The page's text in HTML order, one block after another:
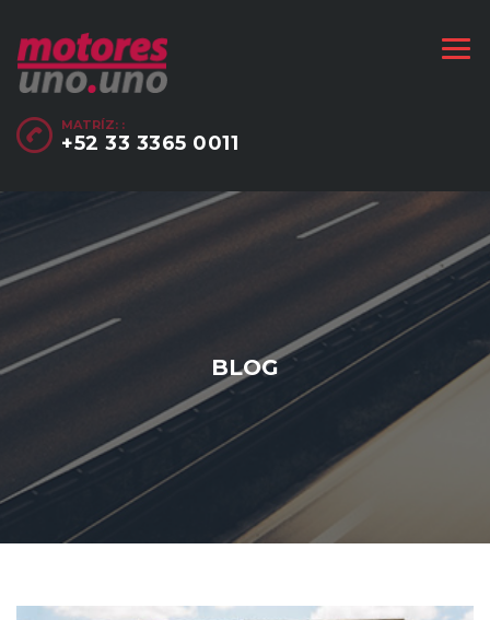
MATRÍZ: :
+52 33 3365 0011
BLOG